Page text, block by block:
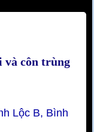
côn trùng
Lộc B, Bình